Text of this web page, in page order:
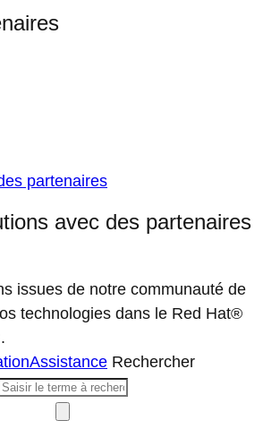
partenaires
avec des partenaires
issues de notre communauté de
technologies dans le Red Hat®
Assistance Rechercher